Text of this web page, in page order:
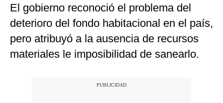
El gobierno reconoció el problema del
deterioro del fondo habitacional en el país,
pero atribuyó a la ausencia de recursos
materiales le imposibilidad de sanearlo.